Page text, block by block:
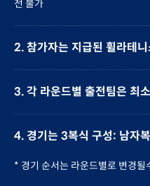
전 불가
2. 참가자는 지급된 휠라테
3. 각 라운드별 출전팀은 최
4. 경기는 3복식 구성: 남자
* 경기 순서는 라운드별로 변경될